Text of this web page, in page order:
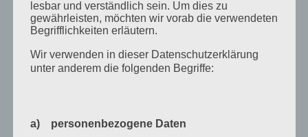
April 2020
März 2020
August 2019
Juni 2019
November 2018
lesbar und verständlich sein. Um dies zu
gewährleisten, möchten wir vorab die verwendeten
Begrifflichkeiten erläutern.
Wir verwenden in dieser Datenschutzerklärung
unter anderem die folgenden Begriffe:
a) personenbezogene Daten